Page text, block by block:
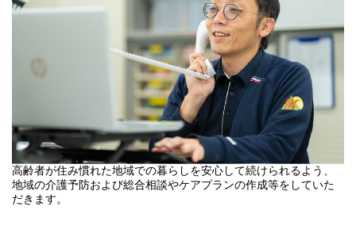
高齢者が住み慣れた地域での暮らしを安心して続けられるよう、
地域の介護予防および総合相談やケアプランの作成等をしていた
だきます。